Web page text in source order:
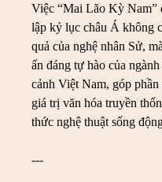
Việc “Mai Lão Kỳ Nam”
lập kỷ lục châu Á không
quả của nghệ nhân Sử,
ấn đáng tự hào của
cảnh Việt Nam, góp phần
giá trị văn hóa truyền
thức nghệ thuật sống
---